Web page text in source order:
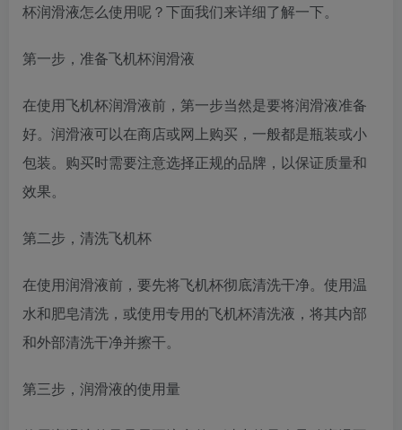
杯润滑液怎么使用呢？下面我们来详细了解一下。
第一步，准备飞机杯润滑液
在使用飞机杯润滑液前，第一步当然是要将润滑液准备
好。润滑液可以在商店或网上购买，一般都是瓶装或小
包装。购买时需要注意选择正规的品牌，以保证质量和
效果。
第二步，清洗飞机杯
在使用润滑液前，要先将飞机杯彻底清洗干净。使用温
水和肥皂清洗，或使用专用的飞机杯清洗液，将其内部
和外部清洗干净并擦干。
第三步，润滑液的使用量